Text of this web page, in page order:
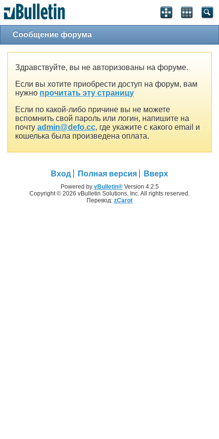
Сообщение форума
Здравствуйте, вы не авторизованы на форуме.
Если вы хотите приобрести доступ на форум, вам
нужно прочитать эту страницу
Если по какой-либо причине вы не можете
вспомнить свой пароль или логин, напишите на
почту admin@defo.cc, где укажите с какого email и
кошелька была произведена оплата.
Вход Полная версия Вверх
Powered by vBulletin®Version 4.2.5
Copyright © 2026 vBulletin Solutions, Inc. All rights reserved.
Перевод: zCarot